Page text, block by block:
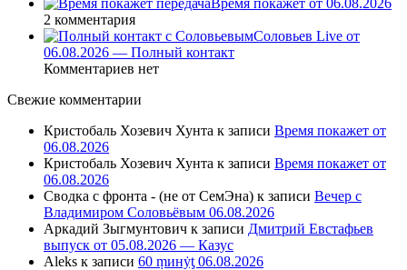
2 комментария
Соловьев Live от
06.08.2026 — Полный контакт
Комментариев нет
Свежие комментарии
Кристобаль Хозевич Хунта к записи Время покажет от
06.08.2026
Кристобаль Хозевич Хунта к записи Время покажет от
06.08.2026
Сводка с фронта - (не от СемЭна) к записи Вечер с
Владимиром Соловьёвым 06.08.2026
Аркадий Зыгмунтович к записи Дмитрий Евстафьев
выпуск от 05.08.2026 — Казус
Aleks к записи 60 ṃинẏƫ 06.08.2026